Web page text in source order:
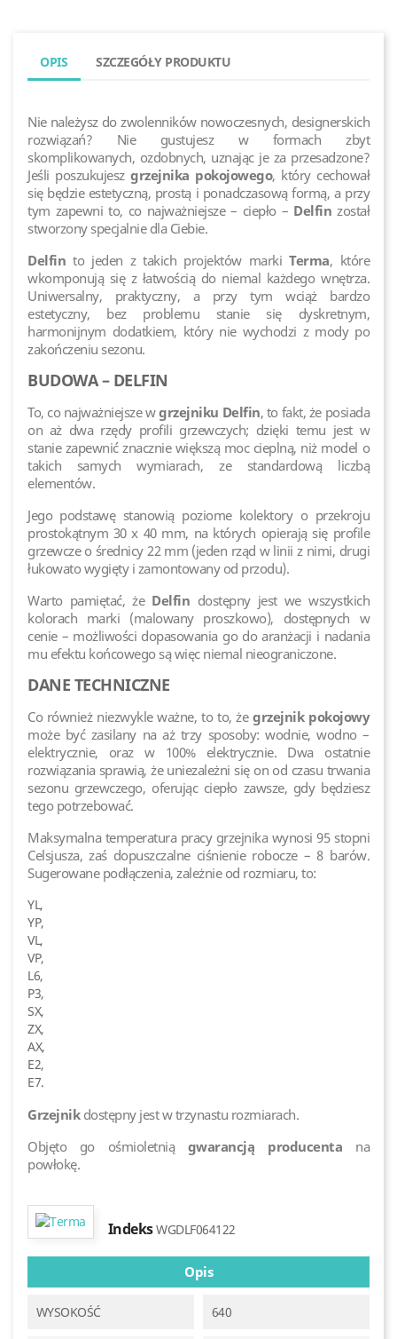
OPIS SZCZEGÓŁY PRODUKTU
Nie należysz do zwolenników nowoczesnych, designerskich
rozwiązań? Nie gustujesz w formach zbyt
skomplikowanych, ozdobnych, uznając je za przesadzone?
Jeśli poszukujesz grzejnika pokojowego, który cechował
się będzie estetyczną, prostą i ponadczasową formą, a przy
tym zapewni to, co najważniejsze – ciepło – Delfin został
stworzony specjalnie dla Ciebie.
Delfin to jeden z takich projektów markiTerma , które
wkomponują się z łatwością do niemal każdego wnętrza.
Uniwersalny, praktyczny, a przy tym wciąż bardzo
estetyczny, bez problemu stanie się dyskretnym,
harmonijnym dodatkiem, który nie wychodzi z mody po
zakończeniu sezonu.
BUDOWA – DELFIN
To, co najważniejsze wgrzejniku Delfin , to fakt, że posiada
on aż dwa rzędy profili grzewczych; dzięki temu jest w
stanie zapewnić znacznie większą moc cieplną, niż model o
takich samych wymiarach, ze standardową liczbą
elementów.
Jego podstawę stanowią poziome kolektory o przekroju
prostokątnym 30 x 40 mm, na których opierają się profile
grzewcze o średnicy 22 mm (jeden rząd w linii z nimi, drugi
łukowato wygięty i zamontowany od przodu).
Warto pamiętać, że Delfin dostępny jest we wszystkich
kolorach marki (malowany proszkowo), dostępnych w
cenie – możliwości dopasowania go do aranżacji i nadania
mu efektu końcowego są więc niemal nieograniczone.
DANE TECHNICZNE
Co również niezwykle ważne, to to, żegrzejnik pokojowy
może być zasilany na aż trzy sposoby: wodnie, wodno –
elektrycznie, oraz w 100% elektrycznie. Dwa ostatnie
rozwiązania sprawią, że uniezależni się on od czasu trwania
sezonu grzewczego, oferując ciepło zawsze, gdy będziesz
tego potrzebować.
Maksymalna temperatura pracy grzejnika wynosi 95 stopni
Celsjusza, zaś dopuszczalne ciśnienie robocze – 8 barów.
Sugerowane podłączenia, zależnie od rozmiaru, to:
YL,
YP,
VL,
VP,
L6,
P3,
SX,
ZX,
AX,
E2,
E7.
Grzejnikdostępny jest w trzynastu rozmiarach.
Objęto go ośmioletnią gwarancją producenta na
powłokę.
Indeks WGDLF064122
Opis
WYSOKOŚĆ 640